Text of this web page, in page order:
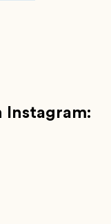
Instagram: